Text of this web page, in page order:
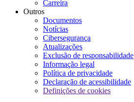
Carreira
Outros
Documentos
Notícias
Cibersegurança
Atualizações
Exclusão de responsabilidade
Informação legal
Política de privacidade
Declaração de acessibilidade
Definições de cookies